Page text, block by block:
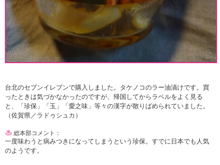
台北のセブンイレブンで購入しました。タケノコのラー油漬けです。買
ったときは気づかなかったのですが、帰国してからラベルをよく見る
と、「珍保」「玉」「愛之味」等々の漢字が散りばめられていました。
（佐賀県／ラドゥシュカ）
総本部コメント：
一度味わうと病みつきになってしまうという珍保。すでに日本でも人気
のようです。